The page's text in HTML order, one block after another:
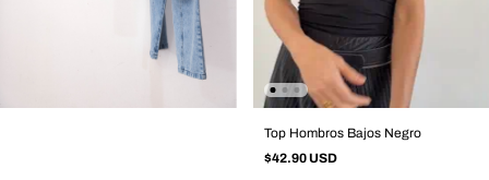
Top Hombros Bajos Negro
$42.90 USD